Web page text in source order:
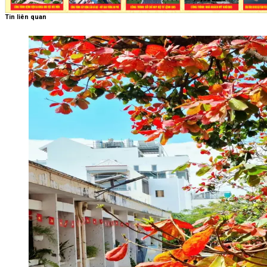
Tin liên quan